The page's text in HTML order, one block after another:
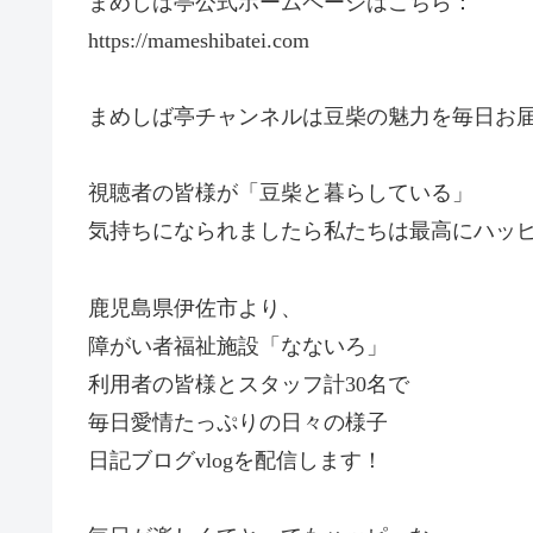
https://mameshibatei.com
まめしば亭チャンネルは豆柴の魅力を毎日お
視聴者の皆様が「豆柴と暮らしている」
気持ちになられましたら私たちは最高にハッ
鹿児島県伊佐市より、
障がい者福祉施設「なないろ」
利用者の皆様とスタッフ計30名で
毎日愛情たっぷりの日々の様子
日記ブログvlogを配信します！